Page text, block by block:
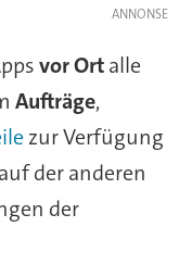
vor Ortalle
Aufträge,
zur Verfügung
der anderen
der